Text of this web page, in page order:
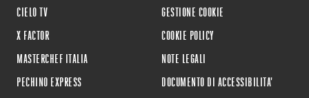
CIELO TV
X FACTOR
MASTERCHEF ITALIA
PECHINO EXPRESS
GESTIONE COOKIE
COOKIE POLICY
NOTE LEGALI
DOCUMENTO DI ACCESSIBILITA'